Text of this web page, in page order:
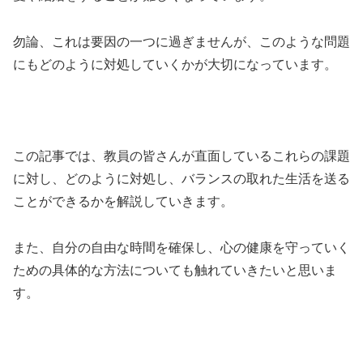
勿論、これは要因の一つに過ぎませんが、このような問題
にもどのように対処していくかが大切になっています。
この記事では、教員の皆さんが直面しているこれらの課題
に対し、どのように対処し、バランスの取れた生活を送る
ことができるかを解説していきます。
また、自分の自由な時間を確保し、心の健康を守っていく
ための具体的な方法についても触れていきたいと思いま
す。